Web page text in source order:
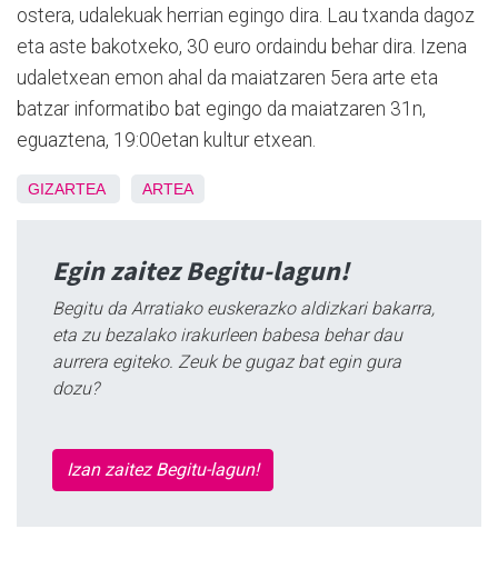
ostera, udalekuak herrian egingo dira. Lau txanda dagoz
eta aste bakotxeko, 30 euro ordaindu behar dira. Izena
udaletxean emon ahal da maiatzaren 5era arte eta
batzar informatibo bat egingo da maiatzaren 31n,
eguaztena, 19:00etan kultur etxean.
GIZARTEA ARTEA
Egin zaitez Begitu-lagun!
Begitu da Arratiako euskerazko aldizkari bakarra,
eta zu bezalako irakurleen babesa behar dau
aurrera egiteko. Zeuk be gugaz bat egin gura
dozu?
Izan zaitez Begitu-lagun!